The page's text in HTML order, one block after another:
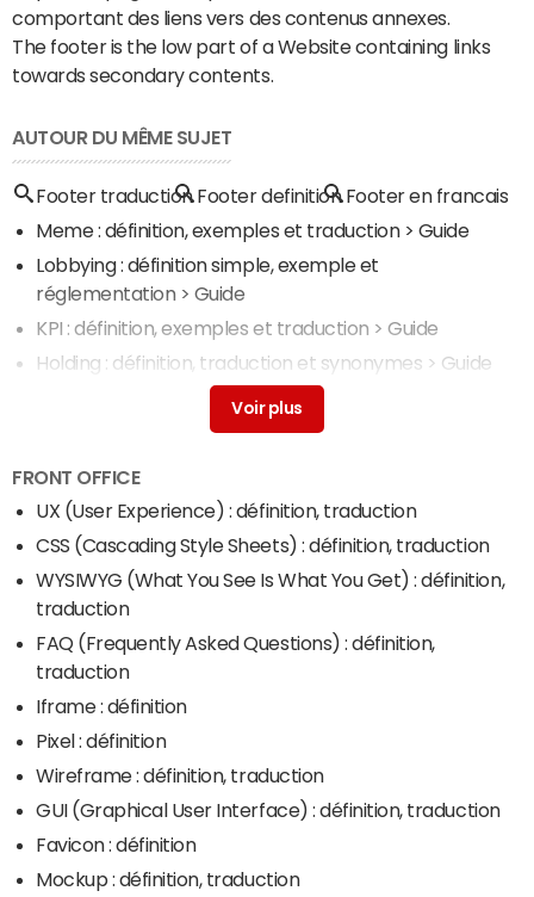
comportant des liens vers des contenus annexes.
The footer is the low part of a Website containing links
towards secondary contents.
AUTOUR DU MÊME SUJET
Footer traduction Footer definition Footer en francais
Meme : définition, exemples et traduction> Guide
Lobbying : définition simple, exemple et
réglementation > Guide
KPI : définition, exemples et traduction > Guide
Holding : définition, traduction et synonymes > Guide
Chiffre d'affaires (CA) : définition, calcul simple, en
> Accueil - Dictionnaire comptable et fiscal
FRONT OFFICE
UX (User Experience) : définition, traduction
CSS (Cascading Style Sheets) : définition, traduction
WYSIWYG (What You See Is What You Get) : définition,
traduction
FAQ (Frequently Asked Questions) : définition,
traduction
Iframe : définition
Pixel : définition
Wireframe : définition, traduction
GUI (Graphical User Interface) : définition, traduction
Favicon : définition
Mockup : définition, traduction